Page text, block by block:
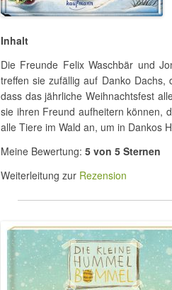
Inhalt
Die Freunde Felix Waschbär und
treffen sie zufällig auf Danko
dass das jährliche Weihnachtsfest
sie ihren Freund aufheitern können,
alle Tiere im Wald an, um in Dankos
Meine Bewertung: 5 von 5 Sternen
Weiterleitung zur Rezension